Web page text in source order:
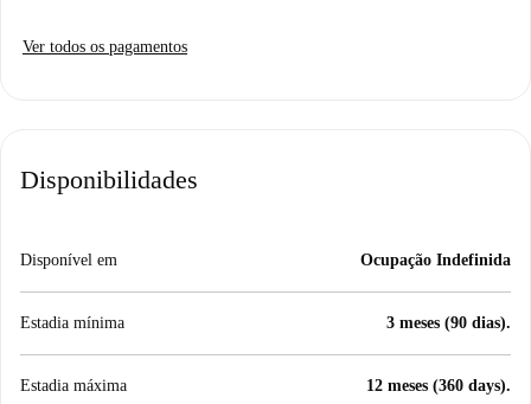
Ver todos os pagamentos
Disponibilidades
Disponível em Ocupação Indefinida
Estadia mínima 3 meses (90 dias).
Estadia máxima 12 meses (360 days).